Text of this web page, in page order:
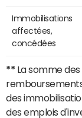
Immobilisations
affectées,
concédées
** La somme
des
des emplois